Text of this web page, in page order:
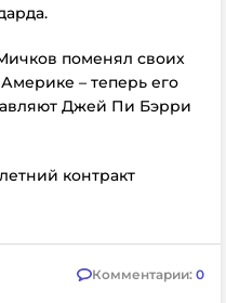
поменял своих
– теперь его
Джей Пи Бэрри
контракт
Комментарии: 0